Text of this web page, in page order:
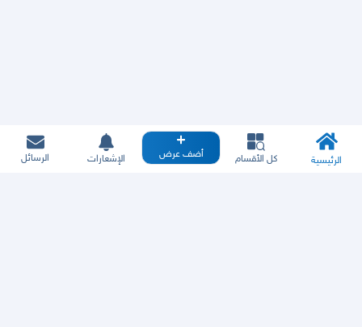
الرئيسية كل الأقسام أضف عرض الإشعارات الرسائل